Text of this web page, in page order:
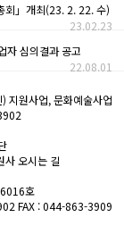
회」개최(23. 2. 22. 수)
23.02.23
자 심의결과 공고
22.08.01
지원사업, 문화예술사업
사오시는 길
호
FAX : 044-863-3909